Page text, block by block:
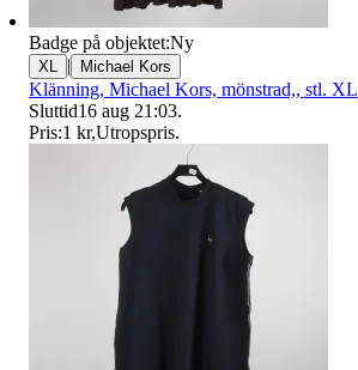
Badge på objektet:Ny
XL | Michael Kors
Klänning, Michael Kors, mönstrad,, stl. XL
Sluttid16 aug 21:03.
Pris:1 kr,Utropspris.